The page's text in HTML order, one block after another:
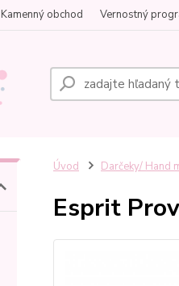
Kamenný obchod Vernostný
Úvod Darčeky/ Hand
Esprit